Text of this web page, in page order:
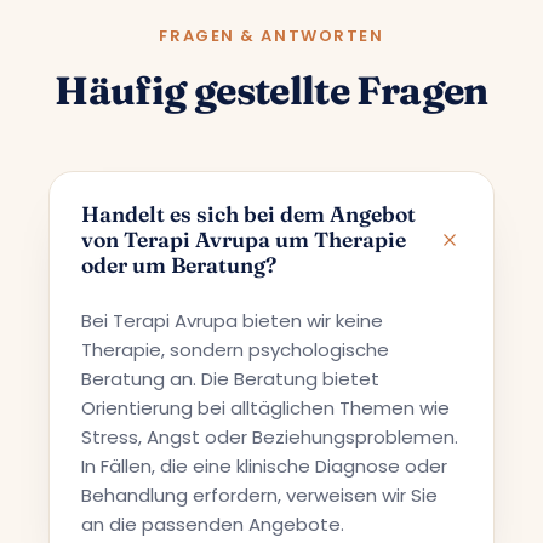
FRAGEN & ANTWORTEN
Häufig gestellte Fragen
Handelt es sich bei dem Angebot
von Terapi Avrupa um Therapie
oder um Beratung?
Bei Terapi Avrupa bieten wir keine
Therapie, sondern psychologische
Beratung an. Die Beratung bietet
Orientierung bei alltäglichen Themen wie
Stress, Angst oder Beziehungsproblemen.
In Fällen, die eine klinische Diagnose oder
Behandlung erfordern, verweisen wir Sie
an die passenden Angebote.